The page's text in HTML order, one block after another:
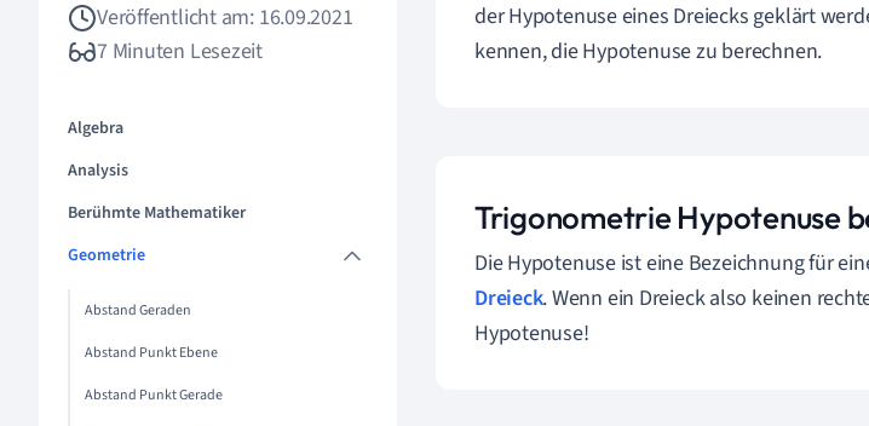
Veröffentlicht am: 16.09.2021
7 Minuten Lesezeit
Algebra
Analysis
Berühmte Mathematiker
Geometrie
Abstand Geraden
Abstand Punkt Ebene
Abstand Punkt Gerade
der Hypotenuse eines Dreiecks geklärt
kennen, die Hypotenuse zu berechnen.
Trigonometrie Hypotenuse
Die Hypotenuse ist eine Bezeichnung für
Dreieck. Wenn ein Dreieck also keinen
Hypotenuse!